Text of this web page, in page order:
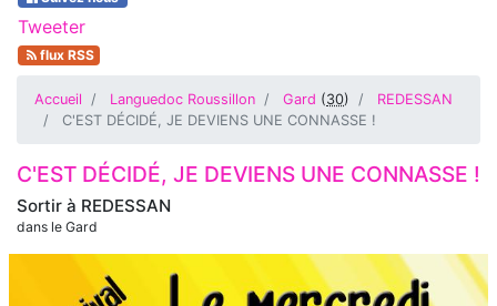
Tweeter
flux RSS
Accueil Languedoc Roussillon Gard (30)
REDESSAN
C'EST DÉCIDÉ, JE DEVIENS UNE CONNASSE !
Sortir à REDESSAN
dans le Gard
C'EST DÉCIDÉ, JE DEVIENS UNE CONNASSE !